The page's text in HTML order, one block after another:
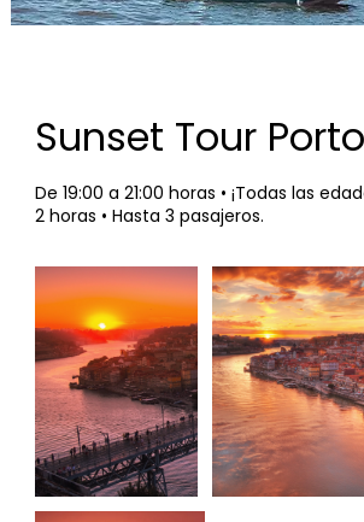
Sunset Tour
De 19:00 a 21:00 horas • ¡Todas las
2 horas • Hasta 3 pasajeros.